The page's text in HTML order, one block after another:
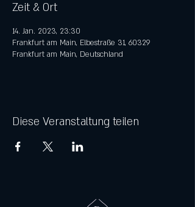
Zeit & Ort
14. Jan. 2023, 23:30
Frankfurt am Main, Elbestraße 31, 60329
Frankfurt am Main, Deutschland
Diese Veranstaltung teilen